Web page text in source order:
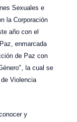
Sexuales e
la Corporación
año con el
enmarcada
de Paz con
la cual se
Violencia
y